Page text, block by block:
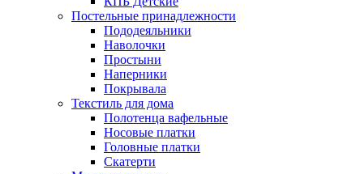
Постельные принадлежности
Пододеяльники
Наволочки
Простыни
Наперники
Покрывала
Текстиль для дома
Полотенца вафельные
Носовые платки
Головные платки
Скатерти